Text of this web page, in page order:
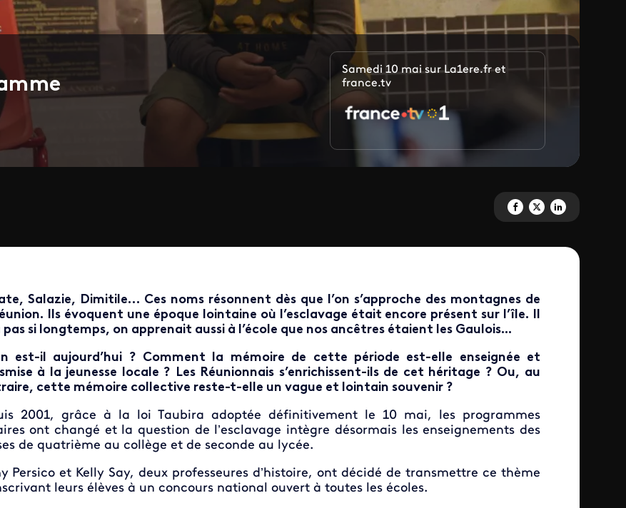
Samedi 10 mai sur La1ere.fr et
france.tv
Partagez 'L’esclavage est au
Partagez 'L’esclavage
Partagez
Salazie, Dimitile… Ces noms résonnent dès que l’on s’approche des montagnes de
Ils évoquent une époque lointaine où l’esclavage était encore présent sur l’île. Il
pas si longtemps, on apprenait aussi à l’école que nos ancêtres étaient les Gaulois...
est-il aujourd’hui ? Comment la mémoire de cette période est-elle enseignée et
à la jeunesse locale ? Les Réunionnais s’enrichissent-ils de cet héritage ? Ou, au
cette mémoire collective reste-t-elle un vague et lointain souvenir ?
2001, grâce à la loi Taubira adoptée définitivement le 10 mai, les programmes
ont changé et la question de l’esclavage intègre désormais les enseignements des
de quatrième au collège et de seconde au lycée.
Persico et Kelly Say, deux professeures d’histoire, ont décidé de transmettre ce thème
leurs élèves à un concours national ouvert à toutes les écoles.